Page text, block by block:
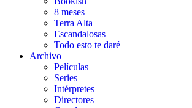
8 meses
Terra Alta
Escandalosas
Todo esto te daré
Archivo
Películas
Series
Intérpretes
Directores